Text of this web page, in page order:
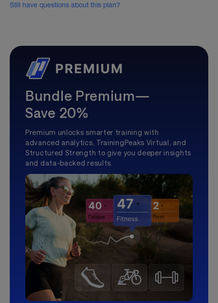
Still have questions about this plan?
Bundle Premium—
Save 20%
Premium unlocks smarter training with
advanced analytics, TrainingPeaks Virtual, and
Structured Strength to give you deeper insights
and data-backed results.